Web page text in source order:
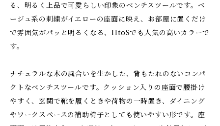
る、明るく上品で可愛らしい印象のベンチスツールです。ベ
ージュ系の刺繍がイエローの座面に映え、お部屋に置くだけ
で雰囲気がパッと明るくなる、HtoSでも人気の高いカラーで
す。
ナチュラルな木の風合いを生かした、背もたれのないコンパ
クトなベンチスツールです。クッション入りの座面で腰掛け
やすく、玄関で靴を履くときや荷物の一時置き、ダイニング
やワークスペースの補助椅子としても使いやすい形です。座